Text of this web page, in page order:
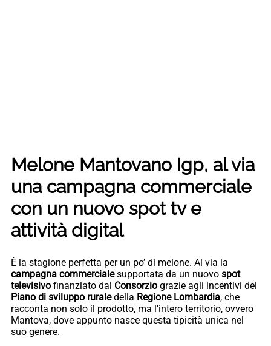
Melone Mantovano Igp, al via
una campagna commerciale
con un nuovo spot tv e
attività digital
È la stagione perfetta per un po’ di melone. Al via la
campagna commercialesupportata da un nuovo spot
televisivo finanziato dal Consorzio grazie agli incentivi del
Piano di sviluppo ruraledella Regione Lombardia, che
racconta non solo il prodotto, ma l’intero territorio, ovvero
Mantova, dove appunto nasce questa tipicità unica nel
suo genere.